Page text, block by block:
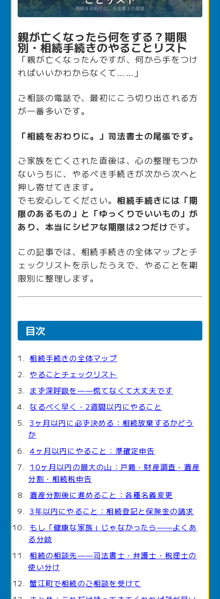
親が亡くなったら何をする？期限
別・相続手続きのやることリスト
「親が亡くなったんですが、何から手をつけ
ればいいかわからなくて……」
ご相談の電話で、最初にこう切り出される方
が一番多いです。
「相続をおわりに。」司法書士の尾張です。
ご家族を亡くされた直後は、心の整理もつか
ないうちに、やるべき手続きが次から次へと
押し寄せてきます。
でも安心してください。相続手続きには「期
限のあるもの」と「ゆっくりでいいもの」が
あり、本当にシビアな期限は2つだけです。
この記事では、相続手続きの全体マップとチ
ェックリストを示したうえで、やることを期
限別に整理します。
目次
相続手続きの全体マップ
やることチェックリスト
まず深呼吸を——慌てなくて大丈夫です
なるべく早く・2週間以内にやること
3ヶ月以内に必ず決める：相続放棄するかどう
か
4ヶ月以内にやること：準確定申告
10ヶ月以内の最大の山：戸籍・財産調査・遺産
分割・相続税申告
遺産分割後に進めること：各種名義変更
3年以内にやること：相続登記と保険金の請求
もし「健康な家族」じゃなかったら——よくあ
る分岐
相続の相談先——司法書士・弁護士・税理士の
使い分け
蟹江町で相続のご相談を受けて